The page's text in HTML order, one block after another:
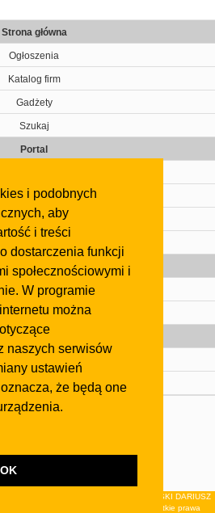
i podobnych
aby
i treści
dostarczenia funkcji
społecznościowymi i
W programie
można
naszych serwisów
ustawień
że będą one
OK
Strona główna
Ogłoszenia
Katalog firm
Gadżety
Szukaj
Portal
Kontakt
Regulamin
Gazeta
Olkusz
Kontakt
dla biznesu
nieruchomości
i autokomisy
się z nami
iPolityki Prywatności.
Klauzula FB
FIRMA NEON MAREK KLUCZEWSKI DARIUSZ
ul.Żuradzka 15, 32-300 Olkusz . Wszystkie prawa